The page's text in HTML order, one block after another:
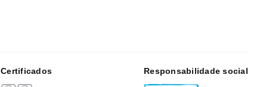
Certificados Responsabilidade social